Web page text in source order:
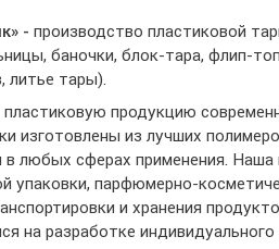
- производство пластиковой
баночки, блок-тара, флип-
литье тары).
продукцию
изготовлены из лучших
в любых сферах применения. Наша
упаковки, парфюмерно-
и хранения
на разработке индивидуального